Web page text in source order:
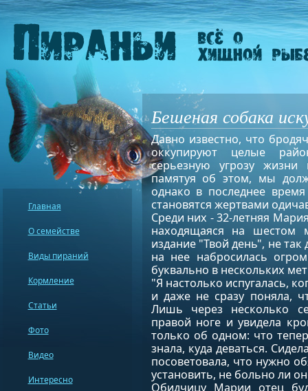
Бешеная собака
Давно известно, что
оккупируют целые
серьезную угрозу
памятуя об этом, мы
однако в последнее
становятся жертвами
Среди них - 32-летняя
находящаяся на шестом
издание "Твой день", не
на нее набросилась
буквально в нескольких
"Я настолько испугалась,
и даже не сразу поняла,
Лишь через несколько
правой ноге и увидела
только об одном: что
знала, куда деваться.
посоветовала, что нужно
установить, не больно ли
Обидчицу Марии отец
Главная
О семействе
Виды пираний
Кормление
Статьи
Фото
Видео
Интересно